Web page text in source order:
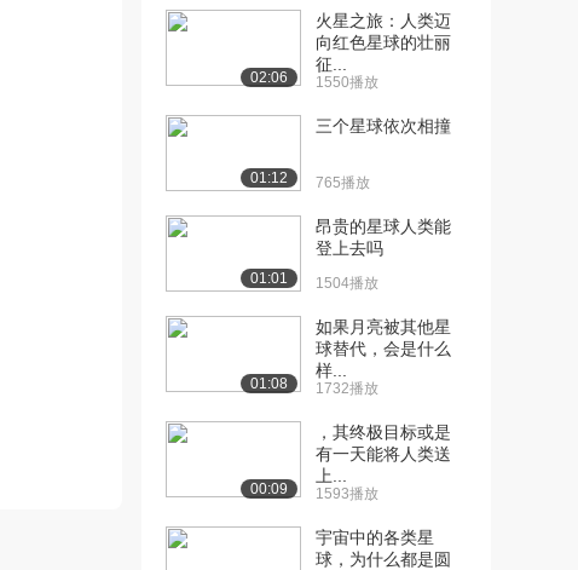
[10] 揭秘跨越18000公里
云端课堂的破...
1517播放
18:42
[11] 揭秘跨越18000公里
18:49
[12] 揭秘跨越18000公里
18:33
[13] 连接全世界的大课堂
11:39
[14] 连接全世界的大课堂
11:37
[15] 从学习的启蒙到新教
育的起点，英语培...
02:06
火星之旅：人类迈
向红色星球的壮丽
征...
1550播放
01:12
三个星球依次相撞
765播放
01:01
昂贵的星球人类能
登上去吗
1504播放
01:08
如果月亮被其他星
球替代，会是什么
样...
1732播放
00:09
，其终极目标或是
有一天能将人类送
上...
1593播放
宇宙中的各类星
球，为什么都是圆